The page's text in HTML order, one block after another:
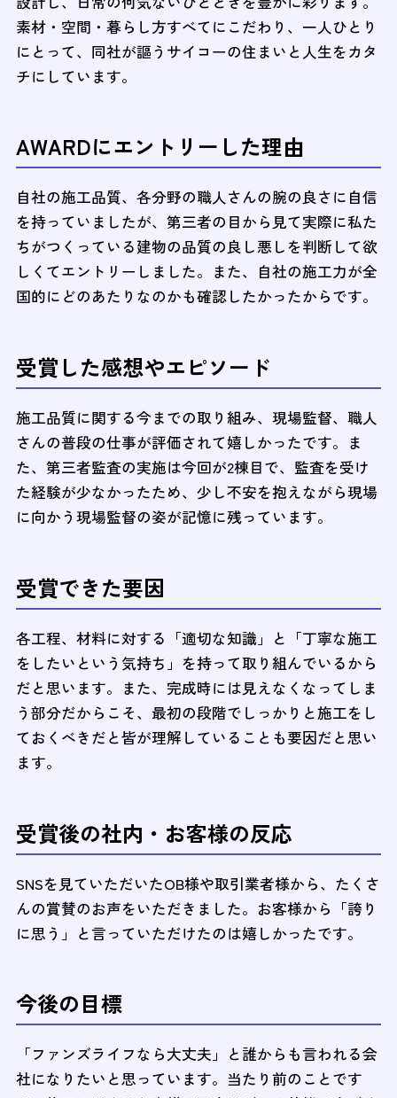
素材・空間・暮らし方すべてにこだわり、一人ひとり
にとって、同社が謳うサイコーの住まいと人生をカタ
チにしています。
AWARDにエントリーした理由
自社の施工品質、各分野の職人さんの腕の良さに自信
を持っていましたが、第三者の目から見て実際に私た
ちがつくっている建物の品質の良し悪しを判断して欲
しくてエントリーしました。また、自社の施工力が全
国的にどのあたりなのかも確認したかったからです。
受賞した感想やエピソード
施工品質に関する今までの取り組み、現場監督、職人
さんの普段の仕事が評価されて嬉しかったです。ま
た、第三者監査の実施は今回が2棟目で、監査を受け
た経験が少なかったため、少し不安を抱えながら現場
に向かう現場監督の姿が記憶に残っています。
受賞できた要因
各工程、材料に対する「適切な知識」と「丁寧な施工
をしたいという気持ち」を持って取り組んでいるから
だと思います。また、完成時には見えなくなってしま
う部分だからこそ、最初の段階でしっかりと施工をし
ておくべきだと皆が理解していることも要因だと思い
ます。
受賞後の社内・お客様の反応
SNSを見ていただいたOB様や取引業者様から、たくさ
んの賞賛のお声をいただきました。お客様から「誇り
に思う」と言っていただけたのは嬉しかったです。
今後の目標
「ファンズライフなら大丈夫」と誰からも言われる会
社になりたいと思っています。当たり前のことです